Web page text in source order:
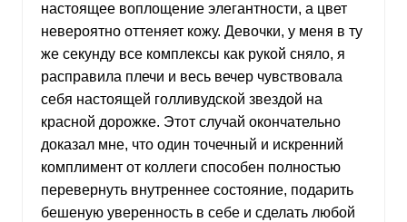
настоящее воплощение элегантности, а цвет
невероятно оттеняет кожу. Девочки, у меня в ту
же секунду все комплексы как рукой сняло, я
расправила плечи и весь вечер чувствовала
себя настоящей голливудской звездой на
красной дорожке. Этот случай окончательно
доказал мне, что один точечный и искренний
комплимент от коллеги способен полностью
перевернуть внутреннее состояние, подарить
бешеную уверенность в себе и сделать любой